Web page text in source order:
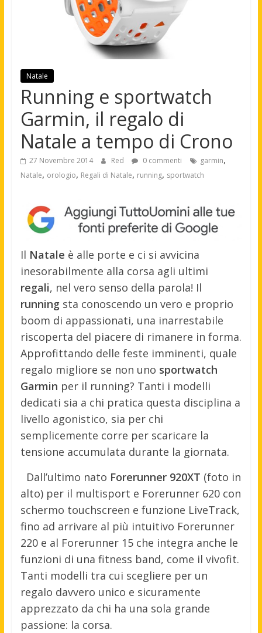
Natale
Running e sportwatch
Garmin, il regalo di
Natale a tempo di Crono
27 Novembre 2014 Red 0 commenti garmin,
Natale, orologio, Regali di Natale, running, sportwatch
Il Natale è alle porte e ci si avvicina
inesorabilmente alla corsa agli ultimi
regali, nel vero senso della parola! Il
runningsta conoscendo un vero e proprio
boom di appassionati, una inarrestabile
riscoperta del piacere di rimanere in forma.
Approfittando delle feste imminenti, quale
regalo migliore se non uno sportwatch
Garmin per il running? Tanti i modelli
dedicati sia a chi pratica questa disciplina a
livello agonistico, sia per chi
semplicemente corre per scaricare la
tensione accumulata durante la giornata.
Dall’ultimo nato Forerunner 920XT (foto in
alto) per il multisport e Forerunner 620 con
schermo touchscreen e funzione LiveTrack,
fino ad arrivare al più intuitivo Forerunner
220 e al Forerunner 15 che integra anche le
funzioni di una fitness band, come il vivofit.
Tanti modelli tra cui scegliere per un
regalo davvero unico e sicuramente
apprezzato da chi ha una sola grande
passione: la corsa.